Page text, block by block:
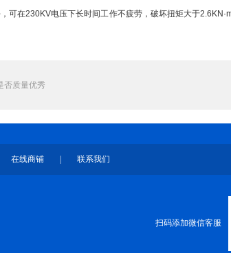
在230KV电压下长时间工作不疲劳，破坏扭矩大于
否质量优秀
在线商铺 联系我们
扫码添加微信客服